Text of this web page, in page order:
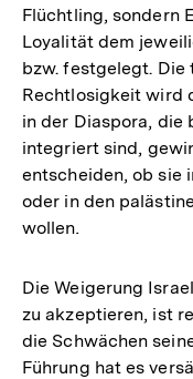
Flüchtling, sondern
Loyalität dem
bzw. festgelegt.
Rechtlosigkeit wird
in der Diaspora, die
integriert sind,
entscheiden, ob sie
oder in den
wollen.
Die Weigerung
zu akzeptieren, ist
die Schwächen
Führung hat es